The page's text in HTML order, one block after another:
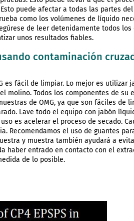
puede afectar a todas las partes
como los volúmenes de líquido
de leer detenidamente todos los
unos resultados fiables.
contaminación
es fácil de limpiar. Lo mejor es utilizar
molino. Todos los componentes de su
de OMG, ya que son fáciles de
Lave todo el equipo con jabón
es acelerar el proceso de secado.
Recomendamos el uso de guantes
y muestra también ayudará a
haber entrado en contacto con el
de lo posible.